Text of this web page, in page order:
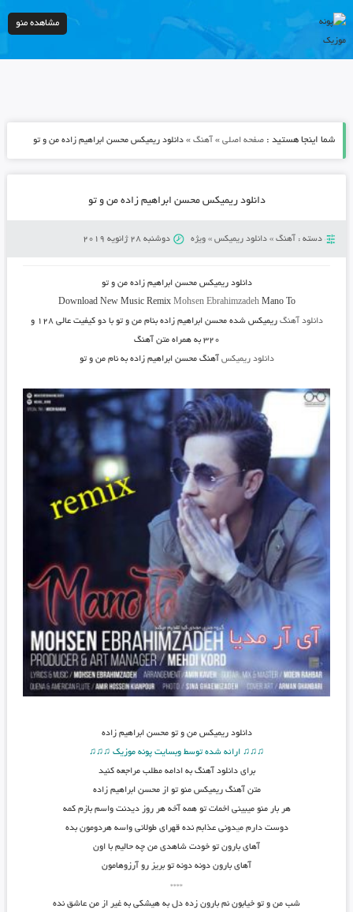
مشاهده منو
شما اینجا هستید : صفحه اصلی» آهنگ» دانلود ریمیکس محسن ابراهیم زاده من و تو
دانلود ریمیکس محسن ابراهیم زاده من و تو
دسته : آهنگ» دانلود ریمیکس» ویژه دوشنبه 28 ژانویه 2019
دانلود ریمیکس محسن ابراهیم زاده من و تو
Download New MusicRemix Mohsen EbrahimzadehMano To
دانلود آهنگ ریمیکس شده محسن ابراهیم زاده بنام من و تو
با دو کیفیت عالی ۱۲۸ و
۳۲۰ به همراه متن آهنگ
دانلود ریمیکس آهنگ محسن ابراهیم زاده به نام من و تو
دانلودریمیکس من و تو محسن ابراهیم زاده
♫♫♫ ارائه شده توسط وبسایت پونه موزیک ♫♫♫
برای دانلود آهنگ به ادامه مطلب مراجعه کنید
متن آهنگ ریمیکس منو تو از محسن ابراهیم زاده
هر بار منو میبینی اخمات تو همه آخه هر روز دیدنت واسم بازم کمه
دوست دارم میدونی عذابم نده قهرای طولانی واسه هردومون بده
آهای بارون تو خودت شاهدی من چه حالیم با اون
آهای بارون دونه دونه تو بریز رو آرزوهامون
****
شب من و تو خیابون نم بارون زده دل به هیشکی به غیر از من عاشق نده